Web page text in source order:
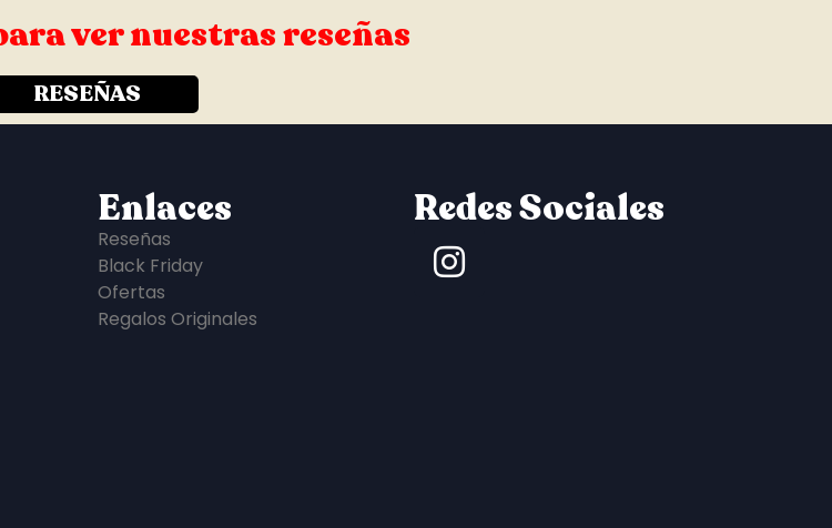
ver nuestras reseñas
RESEÑAS
Enlaces
Reseñas
Black Friday
Ofertas
Regalos Originales
Redes Sociales